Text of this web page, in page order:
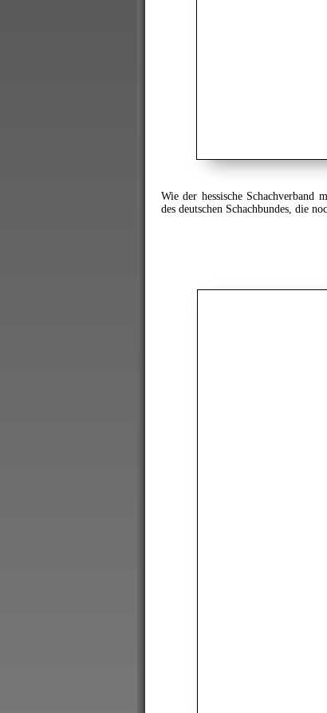
Wie der hessische
des deutschen Schachbundes, die